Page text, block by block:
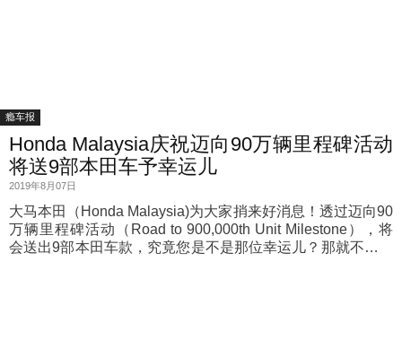
瘾车报
Honda Malaysia庆祝迈向90万辆里程碑活动
将送9部本田车予幸运儿
2019年8月07日
大马本田（Honda Malaysia)为大家捎来好消息！透过迈向90
万辆里程碑活动（Road to 900,000th Unit Milestone），将
会送出9部本田车款，究竟您是不是那位幸运儿？那就不要错